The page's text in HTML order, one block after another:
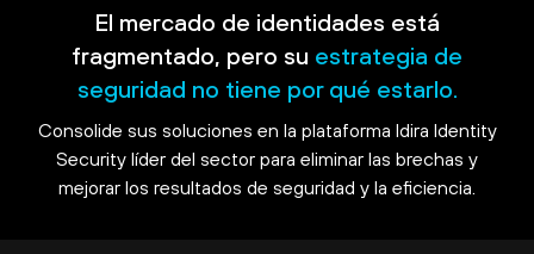
El mercado de identidades está
fragmentado, pero su estrategia de
seguridad no tiene por qué estarlo.
Consolide sus soluciones en la plataforma Idira Identity
Security líder del sector para eliminar las brechas y
mejorar los resultados de seguridad y la eficiencia.